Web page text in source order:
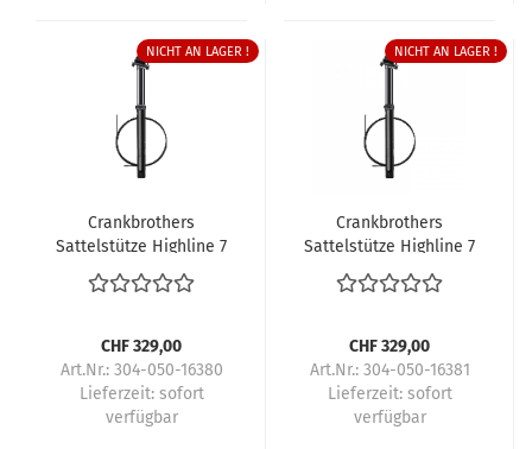
NICHT AN LAGER !
Crankbrothers
Sattelstütze Highline 7
CHF 329,00
Art.Nr.: 304-050-16380
Lieferzeit: sofort
verfügbar
NICHT AN LAGER !
Crankbrothers
Sattelstütze Highline 7
CHF 329,00
Art.Nr.: 304-050-16381
Lieferzeit: sofort
verfügbar